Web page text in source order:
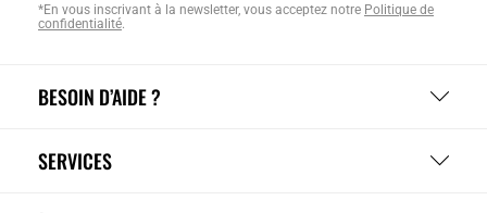
BESOIN D’AIDE ?
SERVICES
*En vous inscrivant à la newsletter, vous acceptez notre Politique de
confidentialité.